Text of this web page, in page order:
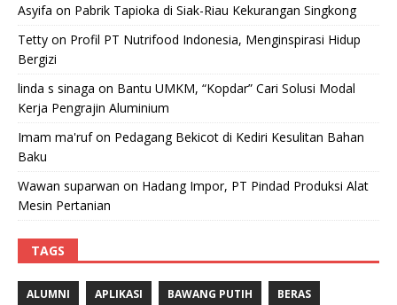
Asyifa on Pabrik Tapioka di Siak-Riau Kekurangan Singkong
Tetty on Profil PT Nutrifood Indonesia, Menginspirasi Hidup
Bergizi
linda s sinaga on Bantu UMKM, “Kopdar” Cari Solusi Modal
Kerja Pengrajin Aluminium
Imam ma'rufon Pedagang Bekicot di Kediri Kesulitan Bahan
Baku
Wawan suparwan on Hadang Impor, PT Pindad Produksi Alat
Mesin Pertanian
TAGS
ALUMNI APLIKASI BAWANG PUTIH BERAS